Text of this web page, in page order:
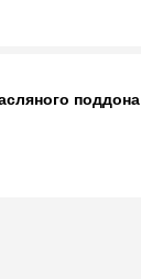
поддона